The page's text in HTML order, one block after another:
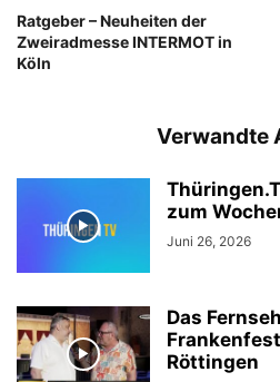
Ratgeber – Neuheiten der
Zweiradmesse INTERMOT in
Köln
Verwandte
zum
Juni 26, 2026
Das
Röttingen